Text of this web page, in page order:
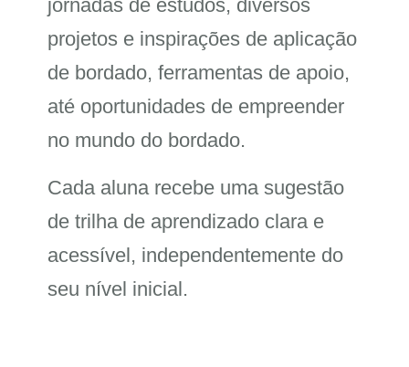
jornadas de estudos, diversos
projetos e inspirações de aplicação
de bordado, ferramentas de apoio,
até oportunidades de empreender
no mundo do bordado.
Cada aluna recebe uma sugestão
de trilha de aprendizado clara e
acessível, independentemente do
seu nível inicial.